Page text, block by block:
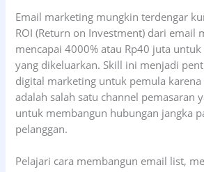
Email marketing mungkin terdengar
ROI (Return on Investment) dari email
mencapai 4000% atau Rp40 juta
yang dikeluarkan. Skill ini menjadi
digital marketing untuk pemula
adalah salah satu channel pemasaran
untuk membangun hubungan jangka
pelanggan.
Pelajari cara membangun email list,